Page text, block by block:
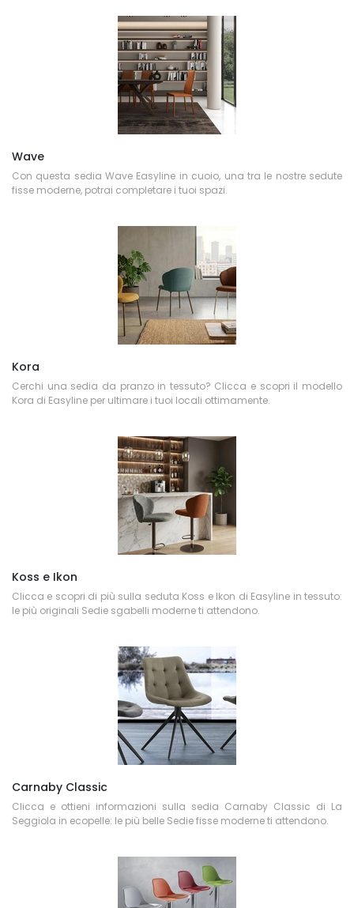
Wave
Con questa sedia Wave Easyline in cuoio, una tra le nostre sedute
fisse moderne, potrai completare i tuoi spazi.
Kora
Cerchi una sedia da pranzo in tessuto? Clicca e scopri il modello
Kora di Easyline per ultimare i tuoi locali ottimamente.
Koss e Ikon
Clicca e scopri di più sulla seduta Koss e Ikon di Easyline in tessuto:
le più originali Sedie sgabelli moderne ti attendono.
Carnaby Classic
Clicca e ottieni informazioni sulla sedia Carnaby Classic di La
Seggiola in ecopelle: le più belle Sedie fisse moderne ti attendono.